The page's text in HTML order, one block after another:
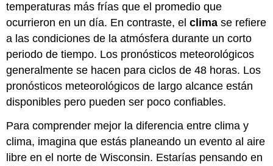
temperaturas más frías que el promedio que
ocurrieron en un día. En contraste, elclima se refiere
a las condiciones de la atmósfera durante un corto
periodo de tiempo. Los pronósticos meteorológicos
generalmente se hacen para ciclos de 48 horas. Los
pronósticos meteorológicos de largo alcance están
disponibles pero pueden ser poco confiables.
Para comprender mejor la diferencia entre clima y
clima, imagina que estás planeando un evento al aire
libre en el norte de Wisconsin. Estarías pensando en